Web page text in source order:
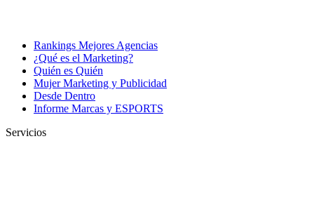
Rankings Mejores Agencias
¿Qué es el Marketing?
Quién es Quién
Mujer Marketing y Publicidad
Desde Dentro
Informe Marcas y ESPORTS
Servicios